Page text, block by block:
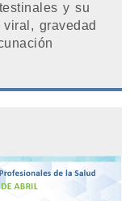
y su
gravedad